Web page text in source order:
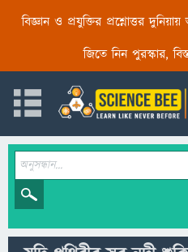
বিজ্ঞান ও প্রযুক্তির প্রশ্নোত্তর
জিতে নিন পুরস্কার,